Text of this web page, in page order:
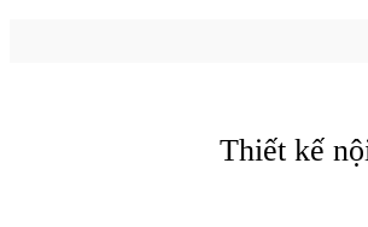
Thiết kế